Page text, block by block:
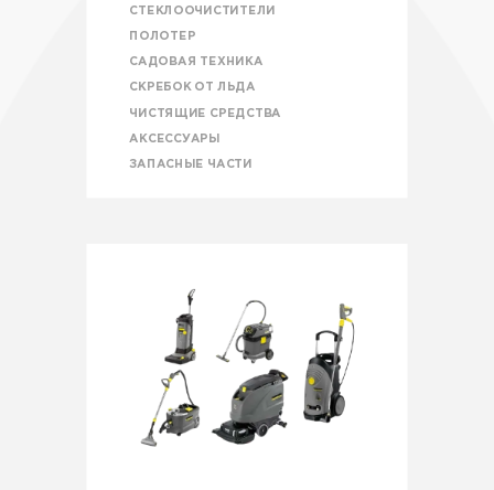
СТЕКЛООЧИСТИТЕЛИ
ПОЛОТЕР
САДОВАЯ ТЕХНИКА
СКРЕБОК ОТ ЛЬДА
ЧИСТЯЩИЕ СРЕДСТВА
АКСЕССУАРЫ
ЗАПАСНЫЕ ЧАСТИ